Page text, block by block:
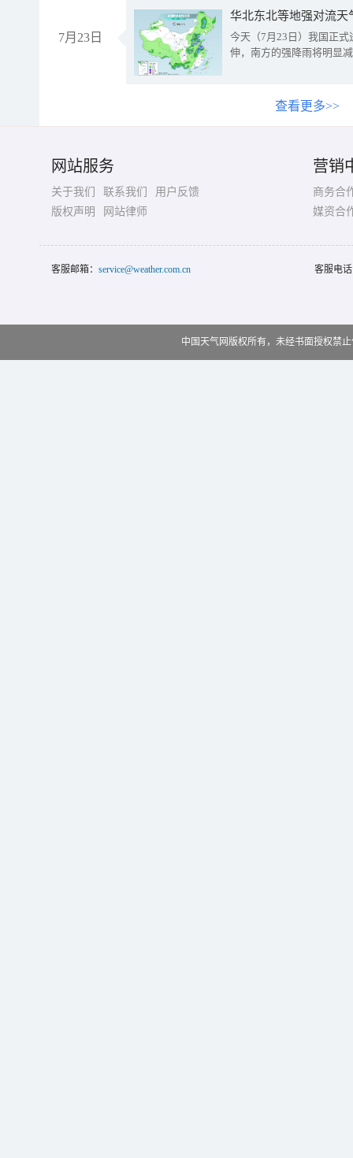
7月23日
华北东北等地强对流天
今天（7月23日）我国正
伸，南方的强降雨将明显
查看更多>>
网站服务
关于我们 联系我们
用户反馈
版权声明
网站律师
营销
商务合
媒资合
客服邮箱： service@weather.com.cn 客服电
中国天气网版权所有，未经书面授权